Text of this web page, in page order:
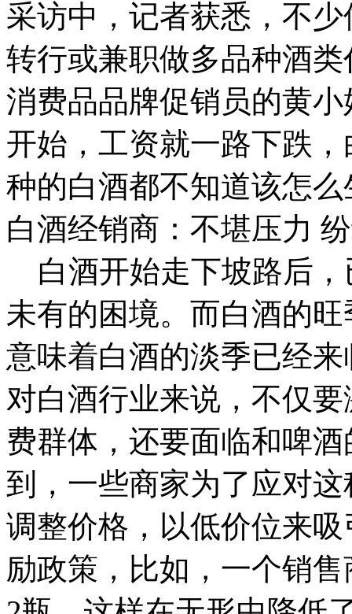
采访中，记者获悉，不
转行或兼职做多品种酒
消费品品牌促销员的黄
开始，工资就一路下跌
种的白酒都不知道该怎
白酒经销商：不堪压力
白酒开始走下坡路后，
未有的困境。而白酒的
意味着白酒的淡季已经
对白酒行业来说，不仅
费群体，还要面临和啤
到，一些商家为了应对
调整价格，以低价位来
励政策，比如，一个销